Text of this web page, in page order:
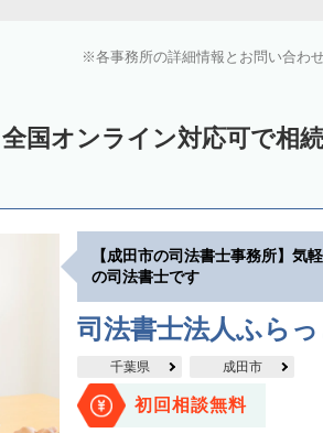
各事務所の詳細情報とお問い合わ
国オンライン対応可で相
【成田市の司法書士事務所】気
の司法書士です
司法書士法人ふらっ
千葉県 成田市
初回相談無料